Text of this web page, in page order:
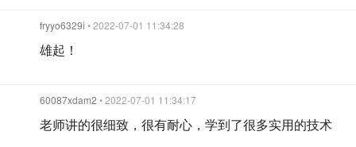
fryyo6329i • 2022-07-01 11:34:28
雄起！
60087xdam2 • 2022-07-01 11:34:17
老师讲的很细致，很有耐心，学到了很多实用的技术